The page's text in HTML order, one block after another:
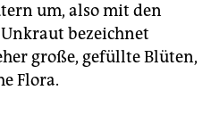
um, also mit den
bezeichnet
große, gefüllte Blüten,
Flora.